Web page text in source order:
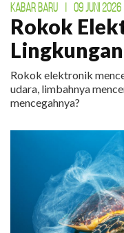
KABAR BARU 09 JUNI 2026
Rokok
Rokok elektronik
udara, limbahnya
mencegahnya?